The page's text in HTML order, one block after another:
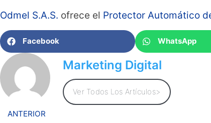
Odmel S.A.S. ofrece el Protector Automático
Facebook WhatsApp
Marketing Digital
Ver Todos Los Artículos>
ANTERIOR